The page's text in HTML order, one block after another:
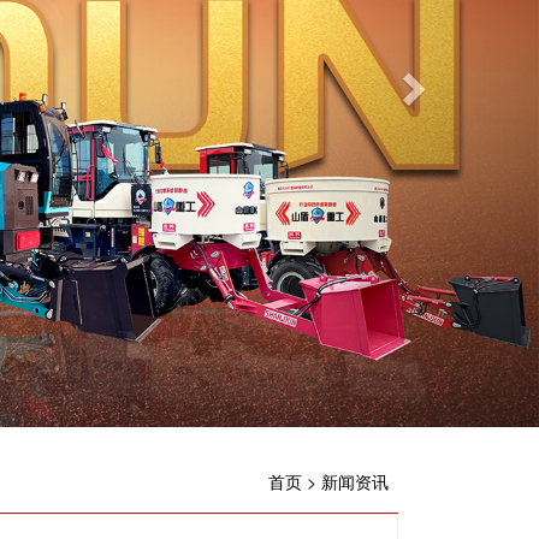
首页> 新闻资讯